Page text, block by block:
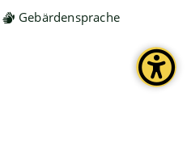
Gebärdensprache